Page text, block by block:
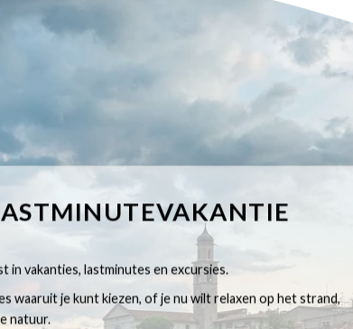
in vakanties, lastminutes en excursies.
waaruit je kunt kiezen, of je nu wilt relaxen op het strand,
natuur.